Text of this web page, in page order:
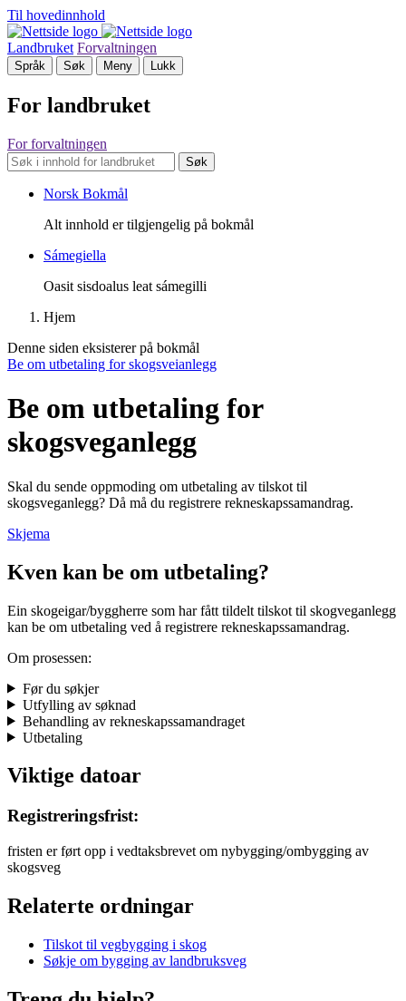
Til hovedinnhold
Landbruket Forvaltningen
Språk Søk Meny Lukk
For landbruket
For forvaltningen
Søk
Norsk Bokmål
Alt innhold er tilgjengelig på bokmål
Sámegiella
Oasit sisdoalus leat sámegilli
Hjem
Denne siden eksisterer på bokmål
Be om utbetaling for skogsveianlegg
Be om utbetaling for
skogsveganlegg
Skal du sende oppmoding om utbetaling av tilskot til
skogsveganlegg? Då må du registrere rekneskapssamandrag.
Skjema
Kven kan be om utbetaling?
Ein skogeigar/byggherre som har fått tildelt tilskot til skogveganlegg
kan be om utbetaling ved å registrere rekneskapssamandrag.
Om prosessen:
Før du søkjer
Utfylling av søknad
Behandling av rekneskapssamandraget
Utbetaling
Viktige datoar
Registreringsfrist:
fristen er ført opp i vedtaksbrevet om nybygging/ombygging av
skogsveg
Relaterte ordningar
Tilskot til vegbygging i skog
Søkje om bygging av landbruksveg